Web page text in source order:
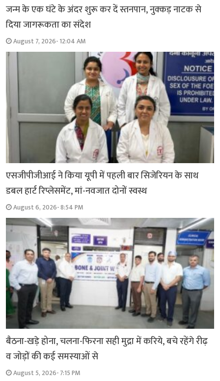
जन्म के एक घंटे के अंदर शुरू कर दें स्तनपान, नुक्कड़ नाटक से
दिया जागरूकता का संदेश
August 7, 2026- 12:04 AM
एसजीपीजीआई ने किया यूपी में पहली बार सिजेरियन के साथ
डबल हार्ट रिप्लेसमेंट, मां-नवजात दोनों स्वस्थ
August 6, 2026- 8:54 PM
बैठना-खड़े होना, चलना-फिरना सही मुद्रा में करिये, बचे रहेंगे रीढ़
व जोड़ों की कई समस्याओं से
August 5, 2026- 7:15 PM